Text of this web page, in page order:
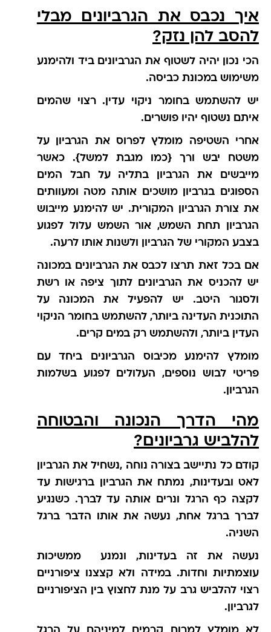
איך נכבס את הגרביונים מבלי
להסב להן נזק?
הכי נכון יהיה לשטוף את הגרביונים ביד ולהימנע
משימוש במכונת כביסה.
יש להשתמש בחומר ניקוי עדין. רצוי שהמים
איתם נשטוף יהיו פושרים.
אחרי השטיפה מומלץ לפרוס את הגרביון על
משטח יבש ורך {כמו מגבת למשל}. כאשר
מייבשים את הגרביון בתליה על חבל המים
הספוגים בגרביון מושכים אותה מטה ומעוותים
את צורת הגרביון המקורית. יש להימנע מייבוש
הגרביון תחת השמש, אור השמש עלול לפגוע
בצבע המקורי של הגרביון ולשנות אותו לרעה.
אם בכל זאת תרצו לכבס את הגרביונים במכונה
יש להכניס את הגרביונים לתוך ציפה או רשת
ולסגור היטב. יש להפעיל את המכונה על
התוכנית העדינה ביותר, להשתמש בחומר הניקוי
העדין ביותר, ולהשתמש רק במים קרים.
מומלץ להימנע מכיבוס הגרביונים ביחד עם
פריטי לבוש נוספים, העלולים לפגוע בשלמות
הגרביון.
מהי הדרך הנכונה והבטוחה
להלביש גרביונים?
קודם כל נתיישב בצורה נוחה ,נשחיל את הגרביון
לאט ובעדינות, נמתח את הגרביון ברגישות עד
לקצה כף הרגל ונרים אותה עד לברך. כשנגיע
לברך ברגל אחת, נעשה את אותו הדבר ברגל
השניה.
נעשה את זה בעדינות, ונמנע ממשיכות
עוצמתיות וחדות. במידה ולא קצצנו ציפורניים
רצוי להלביש גרב על מנת לחצוץ בין הציפורניים
לגרביון.